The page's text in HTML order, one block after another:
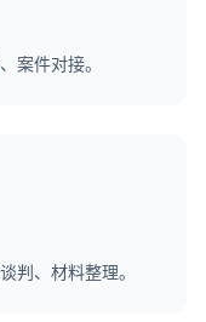
案件对接。
判、材料整理。